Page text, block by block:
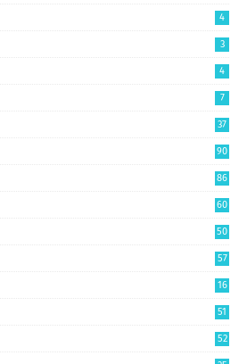
4
3
4
7
37
90
86
60
50
57
16
51
52